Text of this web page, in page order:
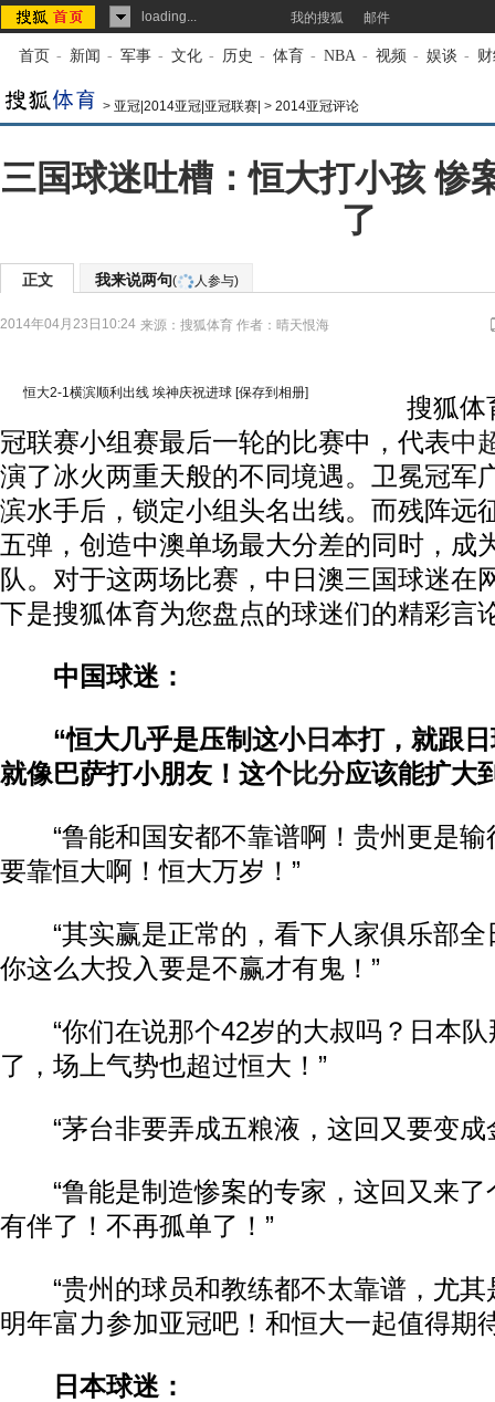
loading... 我的搜狐 邮件
首页 - 新闻 - 军事 - 文化 - 历史 - 体育 - NBA - 视频 - 娱谈 -
> 亚冠|2014亚冠|亚冠联赛| > 2014亚冠评论
三国球迷吐槽：恒大打小孩 惨
了
正文 我来说两句( 人参与)
2014年04月23日10:24 来源： 搜狐体育 作者：晴天恨海
恒大2-1横滨顺利出线 埃神庆祝进球 [保存到相册]
搜狐体育
冠联赛小组赛最后一轮的比赛中，代表中
演了冰火两重天般的不同境遇。卫冕冠军
滨水手后，锁定小组头名出线。而残阵远
五弹，创造中澳单场最大分差的同时，成
队。对于这两场比赛，中日澳三国球迷在
下是搜狐体育为您盘点的球迷们的精彩言
中国球迷：
“恒大几乎是压制这小日本打，就跟
就像巴萨打小朋友！这个比分应该能扩大
“鲁能和国安都不靠谱啊！贵州更是输
要靠恒大啊！恒大万岁！”
“其实赢是正常的，看下人家俱乐部全
你这么大投入要是不赢才有鬼！”
“你们在说那个42岁的大叔吗？日本队
了，场上气势也超过恒大！”
“茅台非要弄成五粮液，这回又要变成
“鲁能是制造惨案的专家，这回又来了
有伴了！不再孤单了！”
“贵州的球员和教练都不太靠谱，尤其
明年富力参加亚冠吧！和恒大一起值得期
日本球迷：